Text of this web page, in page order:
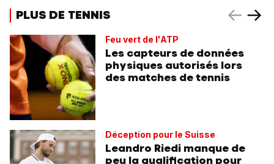
PLUS DE TENNIS
Feu vert de l'ATP
Les capteurs de données
physiques autorisés lors
des matches de tennis
Déception pour le Suisse
Leandro Riedi manque de
peu la qualification pour